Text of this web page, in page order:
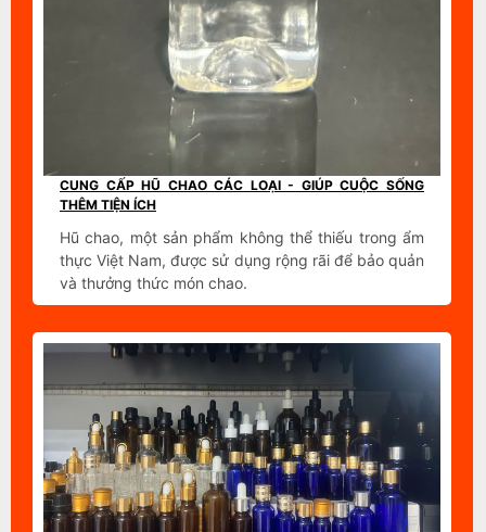
CUNG CẤP HŨ CHAO CÁC LOẠI - GIÚP CUỘC SỐNG
THÊM TIỆN ÍCH
Hũ chao, một sản phẩm không thể thiếu trong ẩm
thực Việt Nam, được sử dụng rộng rãi để bảo quản
và thưởng thức món chao.